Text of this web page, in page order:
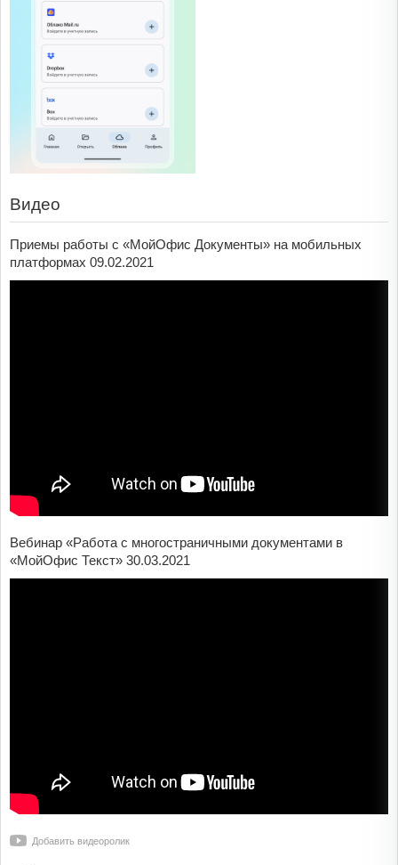
Видео
Приемы работы с «МойОфис Документы» на мобильных
платформах 09.02.2021
Вебинар «Работа с многостраничными документами в
«МойОфис Текст» 30.03.2021
Добавить видеоролик